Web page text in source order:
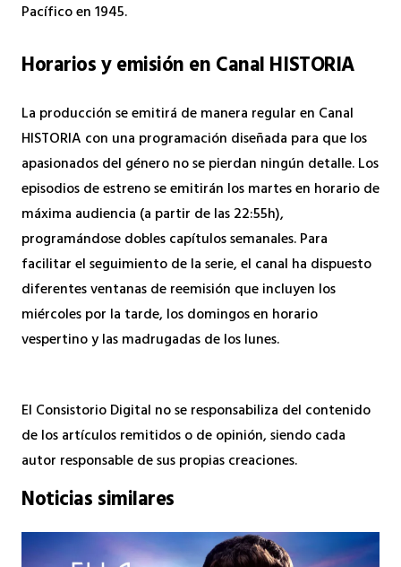
Pacífico en 1945.
Horarios y emisión en Canal HISTORIA
La producción se emitirá de manera regular en Canal
HISTORIA con una programación diseñada para que los
apasionados del género no se pierdan ningún detalle. Los
episodios de estreno se emitirán los martes en horario de
máxima audiencia (a partir de las 22:55h),
programándose dobles capítulos semanales. Para
facilitar el seguimiento de la serie, el canal ha dispuesto
diferentes ventanas de reemisión que incluyen los
miércoles por la tarde, los domingos en horario
vespertino y las madrugadas de los lunes.
El Consistorio Digital no se responsabiliza del contenido
de los artículos remitidos o de opinión, siendo cada
autor responsable de sus propias creaciones.
Noticias similares